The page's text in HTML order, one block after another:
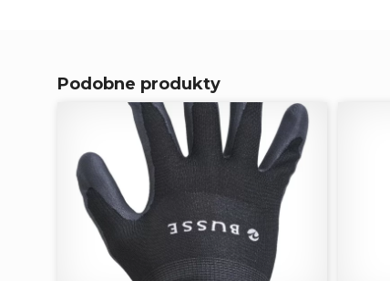
Podobne produkty